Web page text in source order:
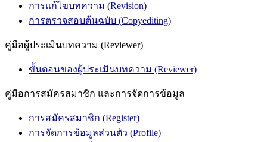
การแก้ไขบทความ (Revision)
การตรวจสอบต้นฉบับ (Copyediting)
คู่มือผู้ประเมินบทความ (Reviewer)
ขั้นตอนของผู้ประเมินบทความ (Reviewer)
คู่มือการสมัครสมาชิก และการจัดการข้อมูล
การสมัครสมาชิก (Register)
การจัดการข้อมูลส่วนตัว (Profile)